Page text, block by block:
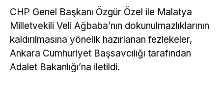
CHP Genel Başkanı Özgür Özel ile Malatya
Milletvekili Veli Ağbaba’nın dokunulmazlıklarının
kaldırılmasına yönelik hazırlanan fezlekeler,
Ankara Cumhuriyet Başsavcılığı tarafından
Adalet Bakanlığı’na iletildi.